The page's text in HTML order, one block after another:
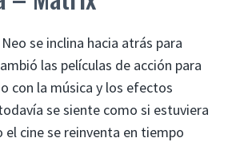
se inclina hacia atrás para
las películas de acción para
con la música y los efectos
se siente como si estuviera
el cine se reinventa en tiempo